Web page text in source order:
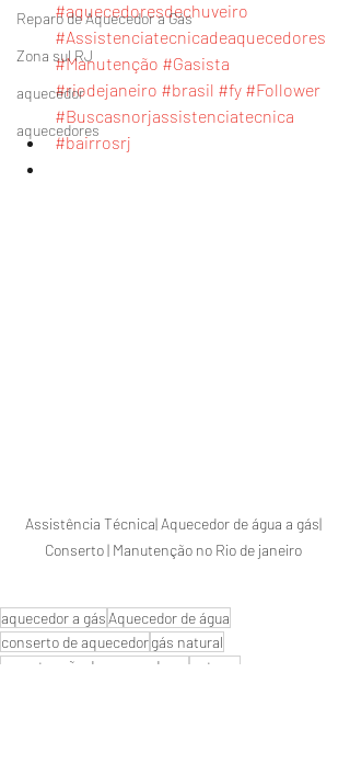
Reparo de Aquecedor a Gás
Zona sul RJ
aquecedor
aquecedores
#aquecedoresdechuveiro
#Assistenciatecnicadeaquecedores
#Manutenção #Gasista
#riodejaneiro #brasil #fy #Follower
#Buscasnorjassistenciatecnica
#bairrosrj
Assistência Técnica| Aquecedor de água a gás|
Conserto | Manutenção no Rio de janeiro
aquecedor a gás Aquecedor de água
conserto de aquecedorgás natural
manutenção de aquecedores
naturgy